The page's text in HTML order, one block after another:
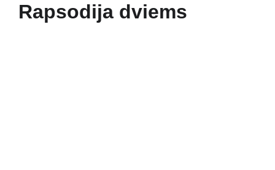
Rapsodija dviems